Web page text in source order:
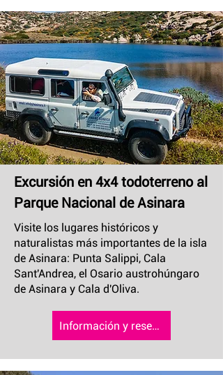
Excursión en 4x4 todoterreno al
Parque Nacional de Asinara
Visite los lugares históricos y
naturalistas más importantes de la isla
de Asinara: Punta Salippi, Cala
Sant'Andrea, el Osario austrohúngaro
de Asinara y Cala d'Oliva.
Información y reserva